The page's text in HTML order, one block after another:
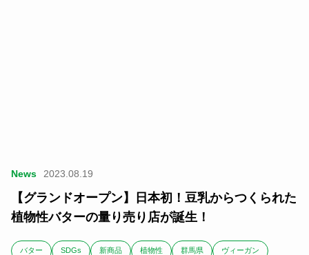
News 2023.08.19
【グランドオープン】日本初！豆乳からつくられた
植物性バターの量り売り店が誕生！
バター SDGs 新商品 植物性 群馬県 ヴィーガン